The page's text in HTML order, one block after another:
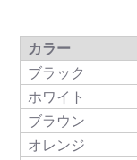
カラー
ブラック
ホワイト
ブラウン
オレンジ